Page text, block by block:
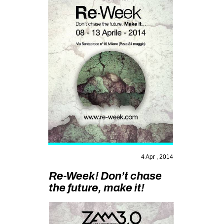
AREA
DEGENERAZIONE
GAZA FREESTYLE
CSOA LAMBRETTA
MSM
STUDENTI TSUNAMI
ZAM
MILANO
MOBILITAZIONI
SPORT POPOLARE
AMBIENTE
4 Apr , 2014
Re-Week! Don’t chase
the future, make it!